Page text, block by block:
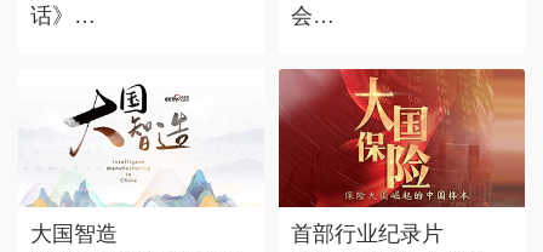
话》
会
遇。
大国智造
首部行业纪录片